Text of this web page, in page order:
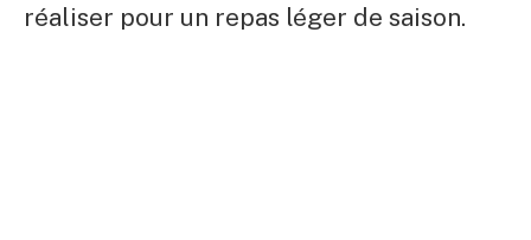
réaliser pour un repas léger de saison.